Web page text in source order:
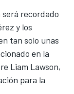
será recordado
y los
tan solo unas
en la
Liam Lawson,
para la